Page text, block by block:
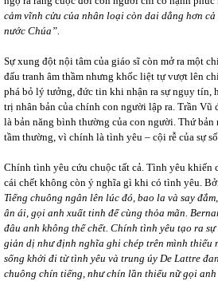
cảm vĩnh cửu của nhân loại còn dai dẳng hơn
nước Chúa”.
Sự xung đột nội tâm của giáo sĩ còn mở ra một
đấu tranh âm thầm nhưng khốc liệt tự vượt lên
phá bỏ lý tưởng, đức tin khi nhận ra sự ngụy tín,
trị nhân bản của chính con người lập ra. Trần Vũ
là bản năng bình thường của con người. Thứ
tầm thường, vì chính là tình yêu – cội rễ của sự
Chính tình yêu cứu chuộc tất cả. Tình yêu khiến
cái chết không còn ý nghĩa gì khi có tình yêu.
Tiếng chuông ngân lên lúc đó, bao la và say
ân ái, gọi anh xuất tinh để cùng thỏa mãn.
đâu anh không thể chết. Chính tình yêu tạo ra sự
giản dị như định nghĩa ghi chép trên mình thiếu
sống khởi đi từ tình yêu và trung úy De Lattre
chuông chín tiếng, như chín lần thiếu nữ gọi